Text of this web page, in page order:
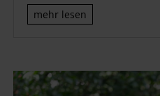
mehr lesen